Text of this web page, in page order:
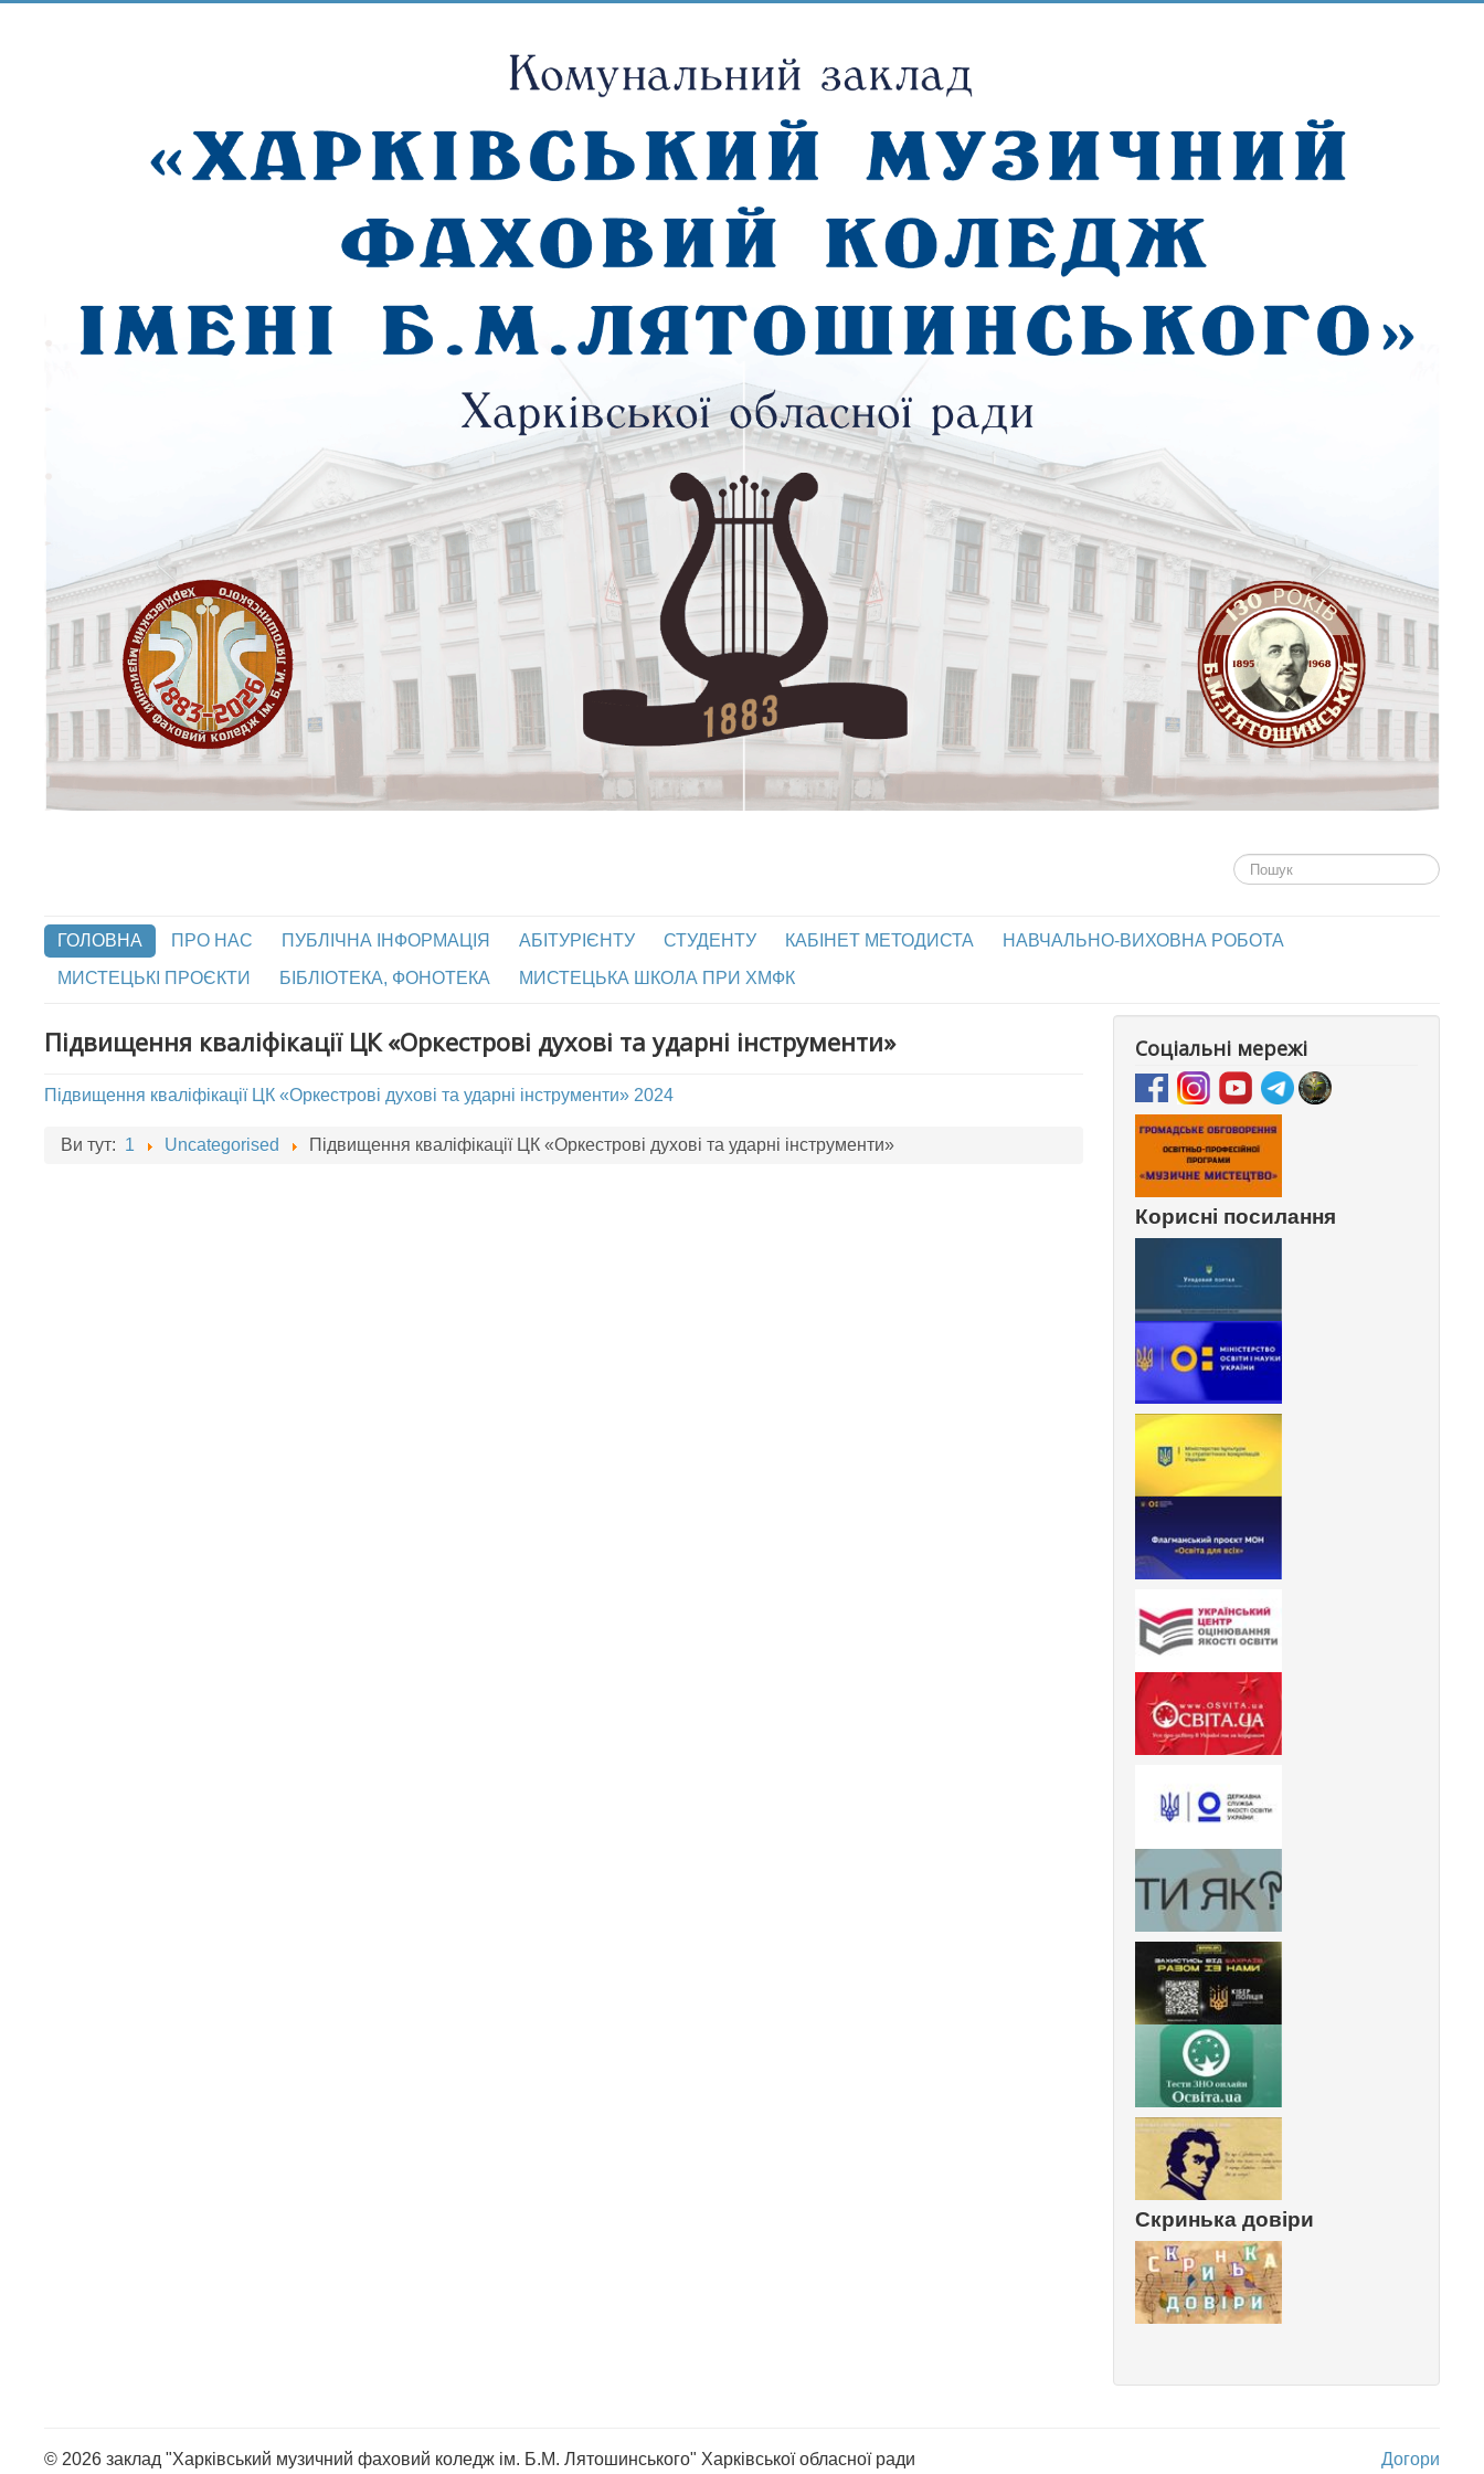
Пошук...
ГОЛОВНА ПРО НАС ПУБЛІЧНА ІНФОРМАЦІЯ АБІТУРІЄНТУ СТУДЕНТУ КАБІНЕТ МЕТОДИСТА
НАВЧАЛЬНО-ВИХОВНА РОБОТА
МИСТЕЦЬКІ ПРОЄКТИ
БІБЛІОТЕКА, ФОНОТЕКА МИСТЕЦЬКА ШКОЛА ПРИ ХМФК
Підвищення кваліфікації ЦК «Оркестрові духові та ударні інструменти»
Підвищення кваліфікації ЦК «Оркестрові духові та ударні інструменти» 2024
Ви тут: 1 Uncategorised Підвищення кваліфікації ЦК «Оркестрові духові та ударні інструменти»
Соціальні мережі
Корисні посилання
Скринька довіри
Догори
© 2026 заклад "Харківський музичний фаховий коледж ім. Б.М. Лятошинського" Харківської обласної ради